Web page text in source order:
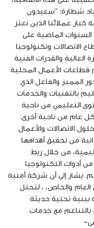
شطارة: “سعيدون
عملائنا الذين نعتز
الماضية على
الاتصالات وتكنولوجيا
العالية والقدرات الفنية
قطاعات الأعمال المحلية
المميز والفاعل الذي
بالتقنيات والخدمات
التعليمي من ناحية
عام من ناحية أخرى.
الاتصالات والأعمال
من تحقيق أهدافها
من خلال ربط
أدوات التكنولوجيا
يشار إلى أن شركة أمنية
والخاص، ، لتحتل
ببنية تحتية حديثة
بالتناغم مع خدمات